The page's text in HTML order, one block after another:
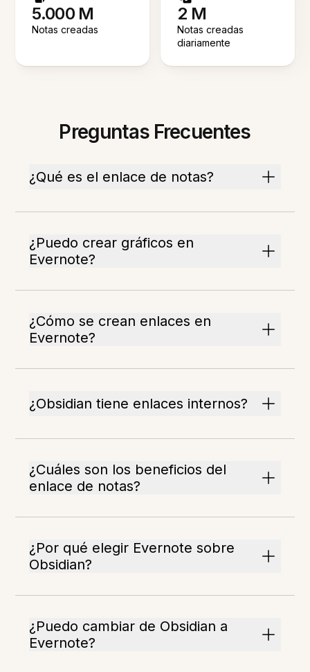
5.000 M
Notas creadas
2 M
Notas creadas
diariamente
Preguntas Frecuentes
¿Qué es el enlace de notas?
¿Puedo crear gráficos en
Evernote?
¿Cómo se crean enlaces en
Evernote?
¿Obsidian tiene enlaces internos?
¿Cuáles son los beneficios del
enlace de notas?
¿Por qué elegir Evernote sobre
Obsidian?
¿Puedo cambiar de Obsidian a
Evernote?